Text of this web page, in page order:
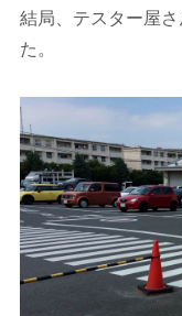
結局、テスター屋
た。